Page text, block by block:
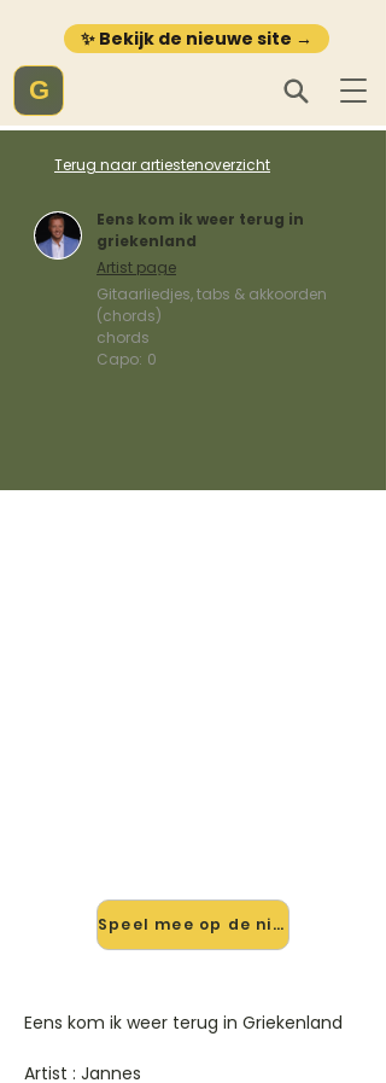
✨ Bekijk de nieuwe site →
G
Terug naar artiestenoverzicht
Eens kom ik weer terug in
griekenland
Artist page
Gitaarliedjes, tabs & akkoorden
(chords)
chords
Capo: 0
Speel mee op de nieuwe site →
Eens kom ik weer terug in Griekenland
Artist : Jannes